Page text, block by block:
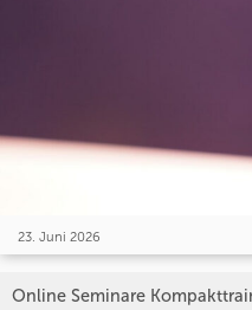
23. Juni 2026
Online Seminare